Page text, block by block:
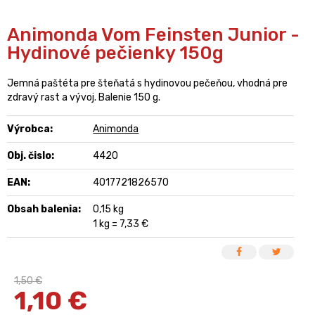
Animonda Vom Feinsten Junior -
Hydinové pečienky 150g
Jemná paštéta pre šteňatá s hydinovou pečeňou, vhodná pre
zdravý rast a vývoj. Balenie 150 g.
Výrobca: Animonda
Obj. čislo: 4420
EAN: 4017721826570
Obsah balenia:
0,15 kg
1 kg = 7,33 €
1,50 €
1,10 €